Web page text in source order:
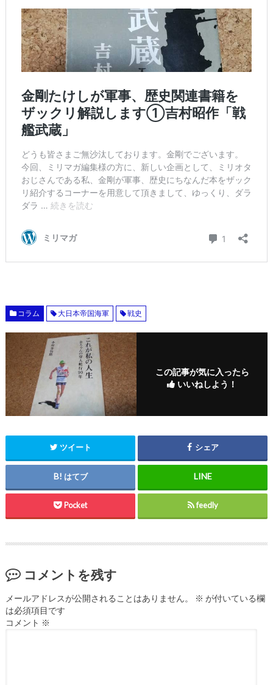
コラム 大日本帝国海軍 戦史
この記事が気に入ったら
いいねしよう！
ツイート シェア
はてブ
Pocket feedly
コメントを残す
メールアドレスが公開されることはありません。 ※ が付いている欄
は必須項目です
コメント ※